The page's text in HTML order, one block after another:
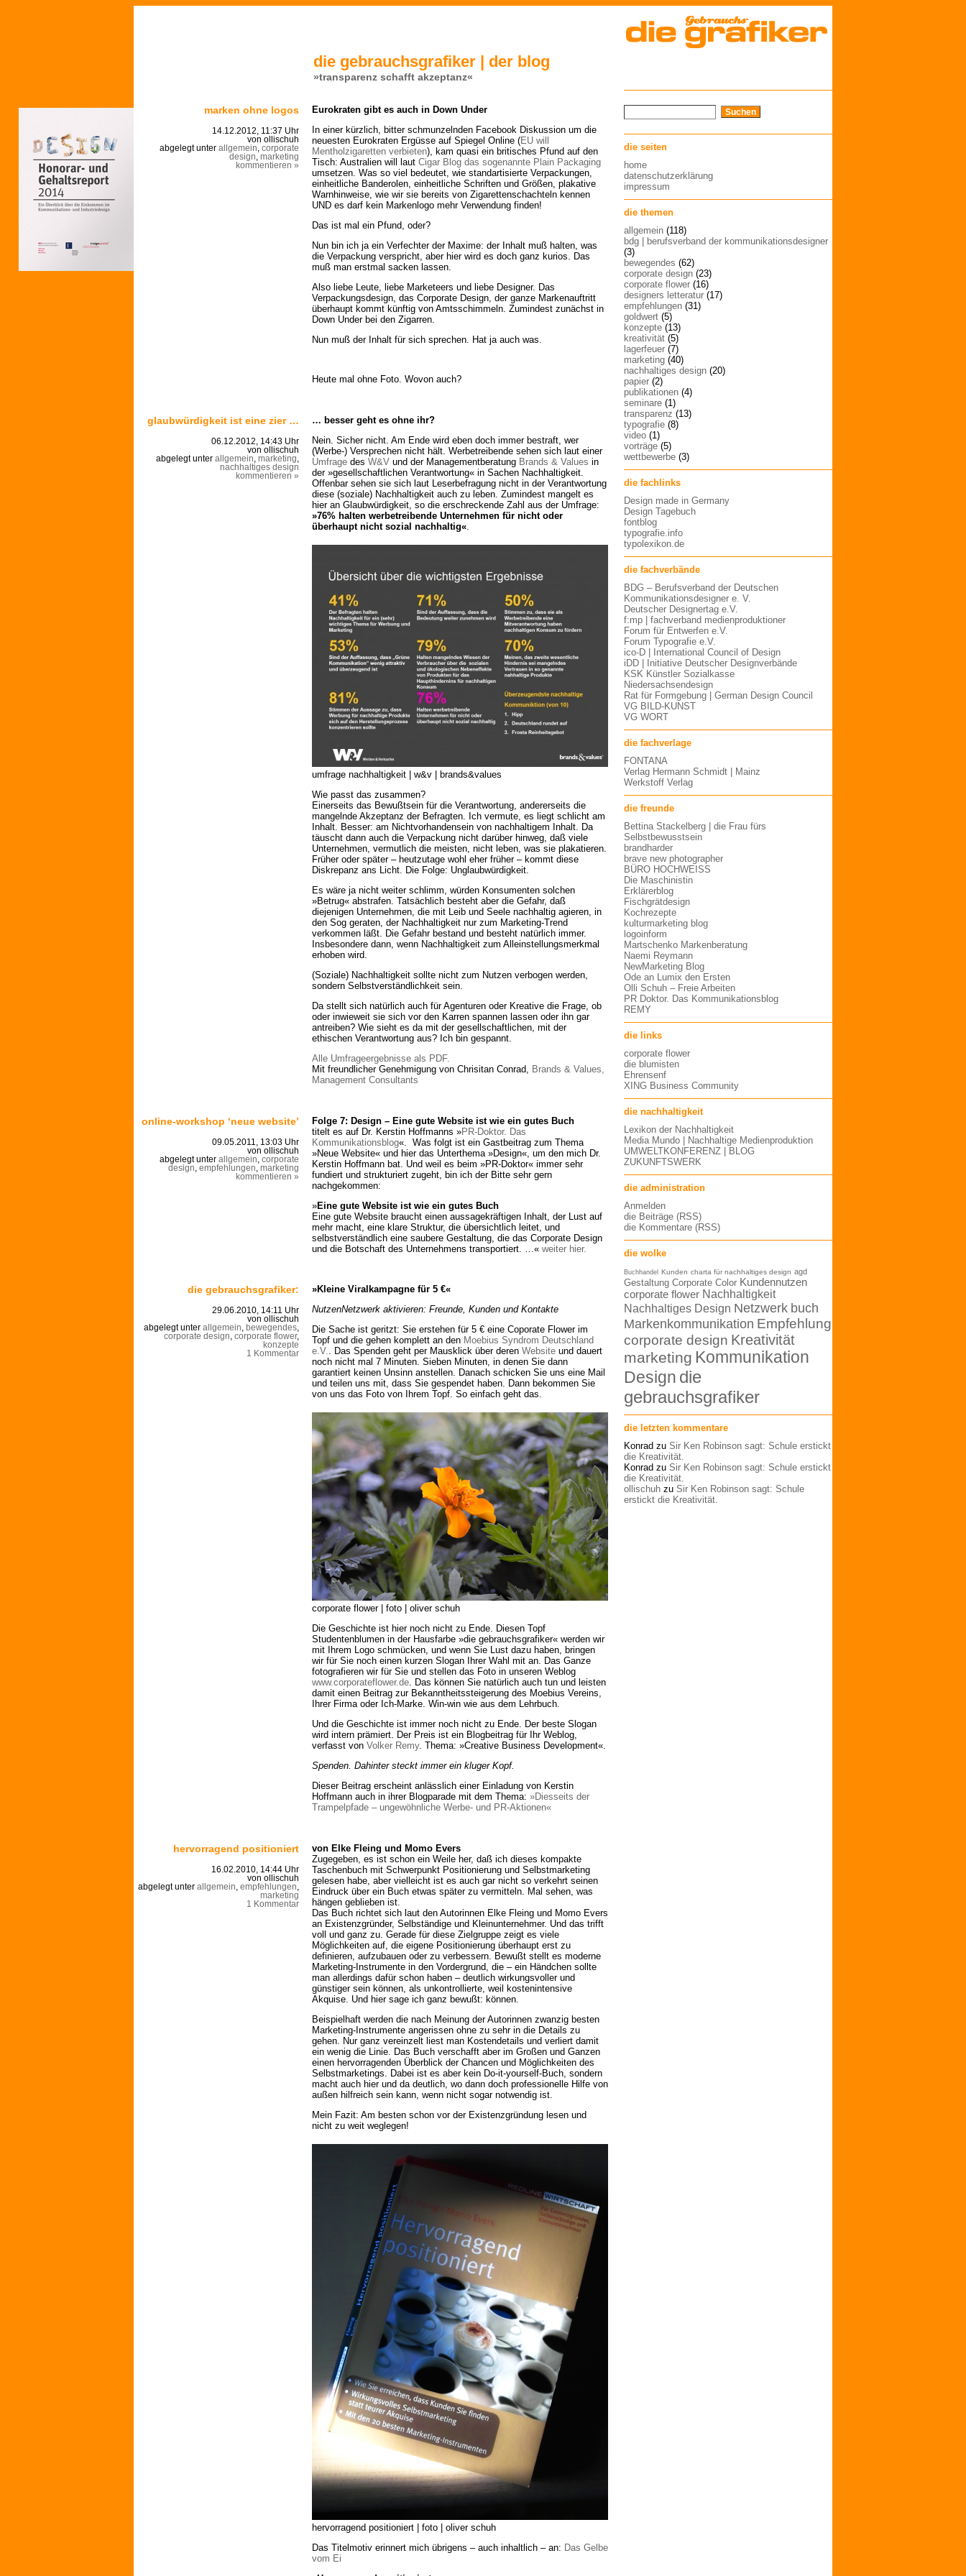
die gebrauchsgrafiker | der blog
»transparenz schafft akzeptanz«
marken ohne logos
14.12.2012, 11:37 Uhr
von ollischuh
abgelegt unter allgemein corporate
design marketing
kommentieren »
Eurokraten gibt es auch in Down Under
In einer kürzlich, bitter schmunzelnden Facebook Diskussion um die
neuesten Eurokraten Ergüsse auf Spiegel Online (EU will
Mentholzigaretten verbieten), kam quasi ein britisches Pfund auf den
Tisch: Australien will laut Cigar Blog das sogenannte Plain Packaging
umsetzen. Was so viel bedeutet, wie standartisierte Verpackungen,
einheitliche Banderolen, einheitliche Schriften und Größen, plakative
Warnhinweise, wie wir sie bereits von Zigarettenschachteln kennen
UND es darf kein Markenlogo mehr Verwendung finden!
Das ist mal ein Pfund, oder?
Nun bin ich ja ein Verfechter der Maxime: der Inhalt muß halten, was
die Verpackung verspricht, aber hier wird es doch ganz kurios. Das
muß man erstmal sacken lassen.
Also liebe Leute, liebe Marketeers und liebe Designer. Das
Verpackungsdesign, das Corporate Design, der ganze Markenauftritt
überhaupt kommt künftig von Amtsschimmeln. Zumindest zunächst in
Down Under bei den Zigarren.
Nun muß der Inhalt für sich sprechen. Hat ja auch was.
Heute mal ohne Foto. Wovon auch?
glaubwürdigkeit ist eine zier …
06.12.2012, 14:43 Uhr
von ollischuh
abgelegt unter allgemein marketing
nachhaltiges design
kommentieren »
… besser geht es ohne ihr?
Nein. Sicher nicht. Am Ende wird eben doch immer bestraft, wer
(Werbe-) Versprechen nicht hält. Werbetreibende sehen sich laut einer
Umfrage des W&V und der Managementberatung Brands & Values in
der »gesellschaftlichen Verantwortung« in Sachen Nachhaltigkeit.
Offenbar sehen sie sich laut Leserbefragung nicht in der Verantwortung
diese (soziale) Nachhaltigkeit auch zu leben. Zumindest mangelt es
hier an Glaubwürdigkeit, so die erschreckende Zahl aus der Umfrage:
»76% halten werbetreibende Unternehmen für nicht oder
überhaupt nicht sozial nachhaltig«.
umfrage nachhaltigkeit | w&v | brands&values
Wie passt das zusammen?
Einerseits das Bewußtsein für die Verantwortung, andererseits die
mangelnde Akzeptanz der Befragten. Ich vermute, es liegt schlicht am
Inhalt. Besser: am Nichtvorhandensein von nachhaltigem Inhalt. Da
täuscht dann auch die Verpackung nicht darüber hinweg, daß viele
Unternehmen, vermutlich die meisten, nicht leben, was sie plakatieren.
Früher oder später – heutzutage wohl eher früher – kommt diese
Diskrepanz ans Licht. Die Folge: Unglaubwürdigkeit.
Es wäre ja nicht weiter schlimm, würden Konsumenten solchen
»Betrug« abstrafen. Tatsächlich besteht aber die Gefahr, daß
diejenigen Unternehmen, die mit Leib und Seele nachhaltig agieren, in
den Sog geraten, der Nachhaltigkeit nur zum Marketing-Trend
verkommen läßt. Die Gefahr bestand und besteht natürlich immer.
Insbesondere dann, wenn Nachhaltigkeit zum Alleinstellungsmerkmal
erhoben wird.
(Soziale) Nachhaltigkeit sollte nicht zum Nutzen verbogen werden,
sondern Selbstverständlichkeit sein.
Da stellt sich natürlich auch für Agenturen oder Kreative die Frage, ob
oder inwieweit sie sich vor den Karren spannen lassen oder ihn gar
antreiben? Wie sieht es da mit der gesellschaftlichen, mit der
ethischen Verantwortung aus? Ich bin gespannt.
Alle Umfrageergebnisse als PDF.
Mit freundlicher Genehmigung von Chrisitan Conrad,
Brands & Values,
Management Consultants
online-workshop ‘neue website’
09.05.2011, 13:03 Uhr
von ollischuh
abgelegt unter allgemein corporate
design empfehlungen marketing
kommentieren »
Folge 7: Design – Eine gute Website ist wie ein gutes Buch
titelt es auf Dr. Kerstin Hoffmanns »PR-Doktor. Das
Kommunikationsblog«. Was folgt ist ein Gastbeitrag zum Thema
»Neue Website« und hier das Unterthema »Design«, um den mich Dr.
Kerstin Hoffmann bat. Und weil es beim »PR-Doktor« immer sehr
fundiert und strukturiert zugeht, bin ich der Bitte sehr gern
nachgekommen:
»Eine gute Website ist wie ein gutes Buch
Eine gute Website braucht einen aussagekräftigen Inhalt, der Lust auf
mehr macht, eine klare Struktur, die übersichtlich leitet, und
selbstverständlich eine saubere Gestaltung, die das Corporate Design
und die Botschaft des Unternehmens transportiert. …« weiter hier.
die gebrauchsgrafiker:
29.06.2010, 14:11 Uhr
von ollischuh
abgelegt unter allgemein bewegendes
corporate design corporate flower,
konzepte
1 Kommentar
»Kleine Viralkampagne für 5 €«
NutzenNetzwerk aktivieren: Freunde, Kunden und Kontakte
Die Sache ist geritzt: Sie erstehen für 5 € eine Coporate Flower im
Topf und die gehen komplett an den Moebius Syndrom Deutschland
e.V.. Das Spenden geht per Mausklick über deren Website und dauert
noch nicht mal 7 Minuten. Sieben Minuten, in denen Sie dann
garantiert keinen Unsinn anstellen. Danach schicken Sie uns eine Mail
und teilen uns mit, dass Sie gespendet haben. Dann bekommen Sie
von uns das Foto von Ihrem Topf. So einfach geht das.
corporate flower | foto | oliver schuh
Die Geschichte ist hier noch nicht zu Ende. Diesen Topf
Studentenblumen in der Hausfarbe »die gebrauchsgrafiker« werden wir
mit Ihrem Logo schmücken, und wenn Sie Lust dazu haben, bringen
wir für Sie noch einen kurzen Slogan Ihrer Wahl mit an. Das Ganze
fotografieren wir für Sie und stellen das Foto in unseren Weblog
www.corporateflower.de. Das können Sie natürlich auch tun und leisten
damit einen Beitrag zur Bekanntheitssteigerung des Moebius Vereins,
Ihrer Firma oder Ich-Marke. Win-win wie aus dem Lehrbuch.
Und die Geschichte ist immer noch nicht zu Ende. Der beste Slogan
wird intern prämiert. Der Preis ist ein Blogbeitrag für Ihr Weblog,
verfasst von Volker Remy. Thema: »Creative Business Development«.
Spenden. Dahinter steckt immer ein kluger Kopf.
Dieser Beitrag erscheint anlässlich einer Einladung von Kerstin
Hoffmann auch in ihrer Blogparade mit dem Thema: »Diesseits der
Trampelpfade – ungewöhnliche Werbe- und PR-Aktionen«
hervorragend positioniert
16.02.2010, 14:44 Uhr
von ollischuh
abgelegt unter allgemein empfehlungen
marketing
1 Kommentar
von Elke Fleing und Momo Evers
Zugegeben, es ist schon ein Weile her, daß ich dieses kompakte
Taschenbuch mit Schwerpunkt Positionierung und Selbstmarketing
gelesen habe, aber vielleicht ist es auch gar nicht so verkehrt seinen
Eindruck über ein Buch etwas später zu vermitteln. Mal sehen, was
hängen geblieben ist.
Das Buch richtet sich laut den Autorinnen Elke Fleing und Momo Evers
an Existenzgründer, Selbständige und Kleinunternehmer. Und das trifft
voll und ganz zu. Gerade für diese Zielgruppe zeigt es viele
Möglichkeiten auf, die eigene Positionierung überhaupt erst zu
definieren, aufzubauen oder zu verbessern. Bewußt stellt es moderne
Marketing-Instrumente in den Vordergrund, die – ein Händchen sollte
man allerdings dafür schon haben – deutlich wirkungsvoller und
günstiger sein können, als unkontrollierte, weil kostenintensive
Akquise. Und hier sage ich ganz bewußt: können.
Beispielhaft werden die nach Meinung der Autorinnen zwanzig besten
Marketing-Instrumente angerissen ohne zu sehr in die Details zu
gehen. Nur ganz vereinzelt liest man Kostendetails und verliert damit
ein wenig die Linie. Das Buch verschafft aber im Großen und Ganzen
einen hervorragenden Überblick der Chancen und Möglichkeiten des
Selbstmarketings. Dabei ist es aber kein Do-it-yourself-Buch, sondern
macht auch hier und da deutlich, wo dann doch professionelle Hilfe von
außen hilfreich sein kann, wenn nicht sogar notwendig ist.
Mein Fazit: Am besten schon vor der Existenzgründung lesen und
nicht zu weit weglegen!
hervorragend positioniert | foto | oliver schuh
Das Titelmotiv erinnert mich übrigens – auch inhaltlich – an: Das Gelbe
vom Ei
die seiten
home
datenschutzerklärung
impressum
die themen
allgemein (118)
bdg | berufsverband der kommunikationsdesigner
(3)
bewegendes (62)
corporate design (23)
corporate flower (16)
designers letteratur (17)
empfehlungen (31)
goldwert (5)
konzepte (13)
kreativität (5)
lagerfeuer (7)
marketing (40)
nachhaltiges design (20)
papier (2)
publikationen (4)
seminare (1)
transparenz (13)
typografie (8)
video (1)
vorträge (5)
wettbewerbe (3)
die fachlinks
Design made in Germany
Design Tagebuch
fontblog
typografie.info
typolexikon.de
die fachverbände
BDG – Berufsverband der Deutschen
Kommunikationsdesigner e. V.
Deutscher Designertag e.V.
f:mp | fachverband medienproduktioner
Forum für Entwerfen e.V.
Forum Typografie e.V.
ico-D | International Council of Design
iDD | Initiative Deutscher Designverbände
KSK Künstler Sozialkasse
Niedersachsendesign
Rat für Formgebung | German Design Council
VG BILD-KUNST
VG WORT
die fachverlage
FONTANA
Verlag Hermann Schmidt | Mainz
Werkstoff Verlag
die freunde
Bettina Stackelberg | die Frau fürs
Selbstbewusstsein
brandharder
brave new photographer
BÜRO HOCHWEISS
Die Maschinistin
Erklärerblog
Fischgrätdesign
Kochrezepte
kulturmarketing blog
logoinform
Martschenko Markenberatung
Naemi Reymann
NewMarketing Blog
Ode an Lumix den Ersten
Olli Schuh – Freie Arbeiten
PR Doktor. Das Kommunikationsblog
REMY
die links
corporate flower
die blumisten
Ehrensenf
XING Business Community
die nachhaltigkeit
Lexikon der Nachhaltigkeit
Media Mundo | Nachhaltige Medienproduktion
UMWELTKONFERENZ | BLOG
ZUKUNFTSWERK
die administration
Anmelden
die Beiträge (RSS)
die Kommentare (RSS)
die wolke
Buchhandel Kunden charta für nachhaltiges design agd
Gestaltung Corporate Color Kundennutzen
corporate flower Nachhaltigkeit
Nachhaltiges Design Netzwerk buch
Markenkommunikation Empfehlung
corporate design Kreativität
marketing Kommunikation
Design die
gebrauchsgrafiker
die letzten kommentare
Konrad zu Sir Ken Robinson sagt: Schule erstickt
die Kreativität.
Konrad zu Sir Ken Robinson sagt: Schule erstickt
die Kreativität.
ollischuh zu Sir Ken Robinson sagt: Schule
erstickt die Kreativität.